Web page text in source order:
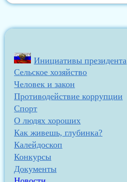
Инициативы президента
Сельское хозяйство
Человек и закон
Противодействие коррупции
Спорт
О людях хороших
Как живешь, глубинка?
Калейдоскоп
Конкурсы
Документы